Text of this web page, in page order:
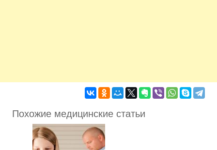
Похожие медицинские статьи